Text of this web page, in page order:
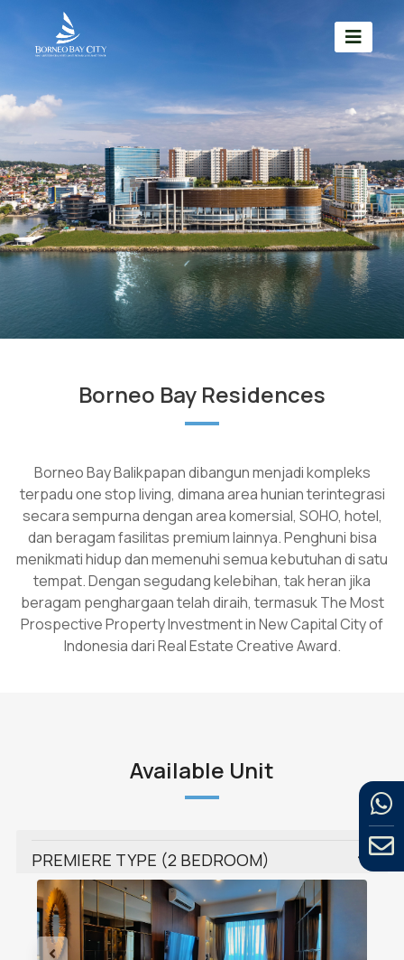
Borneo Bay Residences
Borneo Bay Balikpapan dibangun menjadi kompleks
terpadu one stop living, dimana area hunian terintegrasi
secara sempurna dengan area komersial, SOHO, hotel,
dan beragam fasilitas premium lainnya. Penghuni bisa
menikmati hidup dan memenuhi semua kebutuhan di satu
tempat. Dengan segudang kelebihan, tak heran jika
beragam penghargaan telah diraih, termasuk The Most
Prospective Property Investment in New Capital City of
Indonesia dari Real Estate Creative Award.
Available Unit
PREMIERE TYPE (2 BEDROOM)